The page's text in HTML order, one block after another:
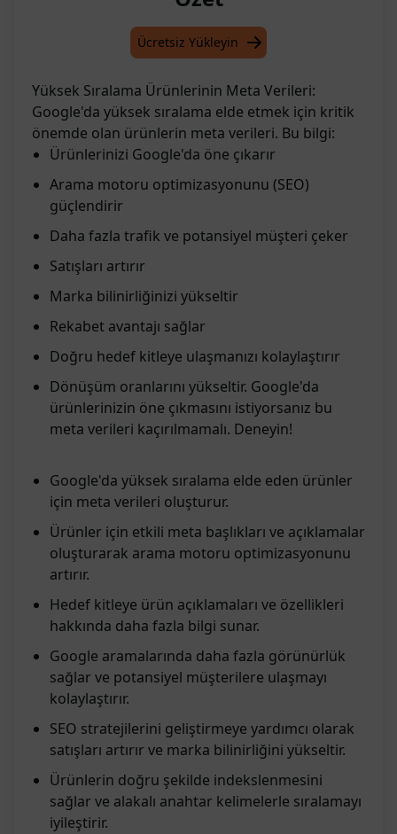
Ücretsiz Yükleyin
Yüksek Sıralama Ürünlerinin Meta Verileri:
Google'da yüksek sıralama elde etmek için kritik
önemde olan ürünlerin meta verileri. Bu bilgi:
Ürünlerinizi Google'da öne çıkarır
Arama motoru optimizasyonunu (SEO)
güçlendirir
Daha fazla trafik ve potansiyel müşteri çeker
Satışları artırır
Marka bilinirliğinizi yükseltir
Rekabet avantajı sağlar
Doğru hedef kitleye ulaşmanızı kolaylaştırır
Dönüşüm oranlarını yükseltir. Google'da
ürünlerinizin öne çıkmasını istiyorsanız bu
meta verileri kaçırılmamalı. Deneyin!
Google'da yüksek sıralama elde eden ürünler
için meta verileri oluşturur.
Ürünler için etkili meta başlıkları ve açıklamalar
oluşturarak arama motoru optimizasyonunu
artırır.
Hedef kitleye ürün açıklamaları ve özellikleri
hakkında daha fazla bilgi sunar.
Google aramalarında daha fazla görünürlük
sağlar ve potansiyel müşterilere ulaşmayı
kolaylaştırır.
SEO stratejilerini geliştirmeye yardımcı olarak
satışları artırır ve marka bilinirliğini yükseltir.
Ürünlerin doğru şekilde indekslenmesini
sağlar ve alakalı anahtar kelimelerle sıralamayı
iyileştirir.